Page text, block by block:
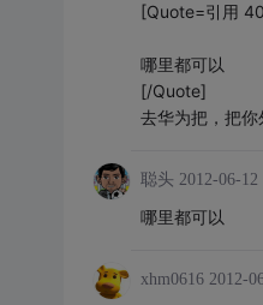
[Quote=引用
哪里都可以
[/Quote]
去华为把，把你
聪头 2012-06-12
哪里都可以
xhm0616 2012-